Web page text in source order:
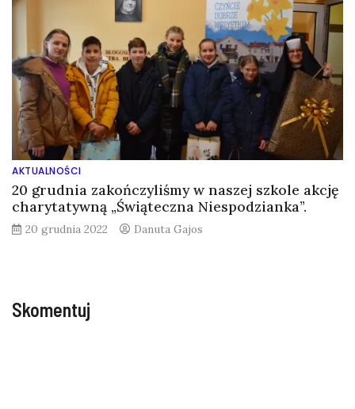
AKTUALNOŚCI
20 grudnia zakończyliśmy w naszej szkole akcję
charytatywną „Świąteczna Niespodzianka”.
20 grudnia 2022 Danuta Gajos
Skomentuj